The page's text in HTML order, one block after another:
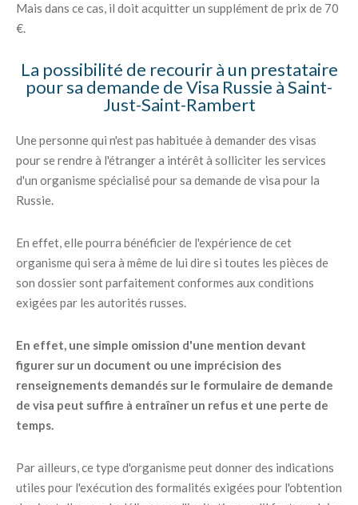
Mais dans ce cas, il doit acquitter un supplément de prix de 70
€.
La possibilité de recourir à un prestataire
pour sa demande de Visa Russie à Saint-
Just-Saint-Rambert
Une personne qui n'est pas habituée à demander des visas
pour se rendre à l'étranger a intérêt à solliciter les services
d'un organisme spécialisé pour sa demande de visa pour la
Russie.
En effet, elle pourra bénéficier de l'expérience de cet
organisme qui sera à même de lui dire si toutes les pièces de
son dossier sont parfaitement conformes aux conditions
exigées par les autorités russes.
En effet, une simple omission d'une mention devant
figurer sur un document ou une imprécision des
renseignements demandés sur le formulaire de demande
de visa peut suffire à entraîner un refus et une perte de
temps.
Par ailleurs, ce type d'organisme peut donner des indications
utiles pour l'exécution des formalités exigées pour l'obtention